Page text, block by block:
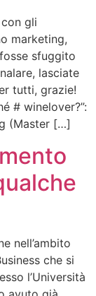
gli
marketing,
sfuggito
lasciate
tutti, grazie!
# winelover?”:
(Master […]
nell’ambito
che si
l’Università